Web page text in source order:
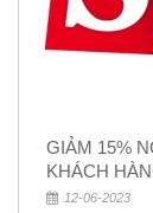
GIẢM 15%
KHÁCH
12-06-2023